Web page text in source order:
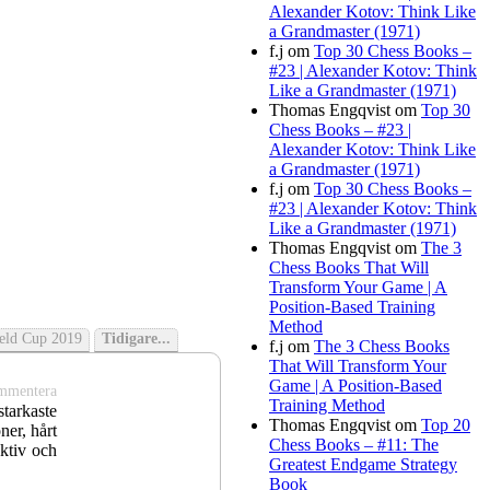
Cup 2019 Tidigare...
hårt
och
Alexander Kotov: Think Like
a Grandmaster (1971)
f.j om Top 30 Chess Books –
#23 | Alexander Kotov: Think
Like a Grandmaster (1971)
Thomas Engqvist om Top 30
Chess Books – #23 |
Alexander Kotov: Think Like
a Grandmaster (1971)
f.j om Top 30 Chess Books –
#23 | Alexander Kotov: Think
Like a Grandmaster (1971)
Thomas Engqvist om The 3
Chess Books That Will
Transform Your Game | A
Position-Based Training
Method
f.j om The 3 Chess Books
That Will Transform Your
Game | A Position-Based
Training Method
Thomas Engqvist om Top 20
Chess Books – #11: The
Greatest Endgame Strategy
Book